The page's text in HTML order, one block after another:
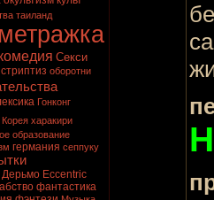
таиланд
Секси
стриптиз оборотни
Гонконг
харакири
образование
германия сеппуку
Дерьмо Eccentric
фантастика